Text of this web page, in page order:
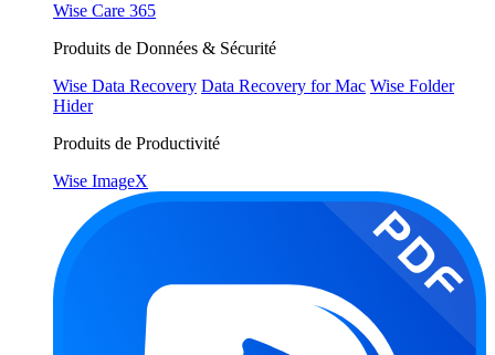
Wise Care 365
Produits de Données & Sécurité
Wise Data Recovery Data Recovery for Mac Wise Folder
Hider
Produits de Productivité
Wise ImageX